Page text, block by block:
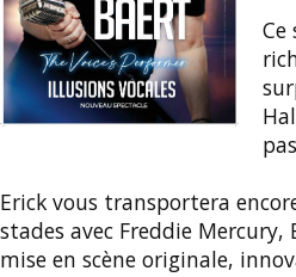
Ce
Erick vous transportera
stades avec Freddie Mercury,
mise en scène originale,